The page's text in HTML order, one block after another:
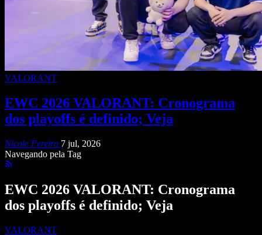
VALORANT
EWC 2026 VALORANT: Cronograma
dos playoffs é definido; Veja
Nicole Pereira 7 jul, 2026
Navegando pela Tag
EWC 2026 VALORANT: Cronograma
dos playoffs é definido; Veja
VALORANT